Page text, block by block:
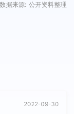
数据来源: 公开资料整理
2022-09-30